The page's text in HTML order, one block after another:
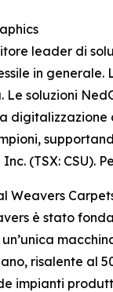
leader di
in
soluzioni
digitalizzazione
(TSX: CSU).
Weavers
è stato
risalente al
impianti